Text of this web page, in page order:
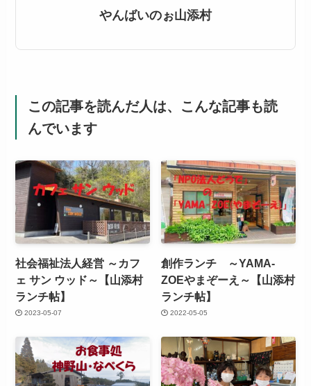
やんばいのぉ山添村
この記事を読んだ人は、こんな記事も読
んでいます
社会福祉法人経営 ～カフ
ェ サン ウッド～【山添村
ランチ帖】
2023-05-07
創作ランチ ～YAMA-
ZOEやまぞーえ～【山添村
ランチ帖】
2022-05-05